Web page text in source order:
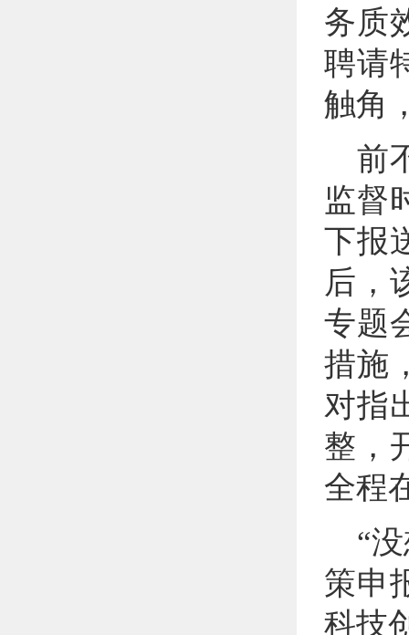
务质
聘请
触角
前
监督
下报
后，
专题
措施
对指
整，
全程
“
策申
科技